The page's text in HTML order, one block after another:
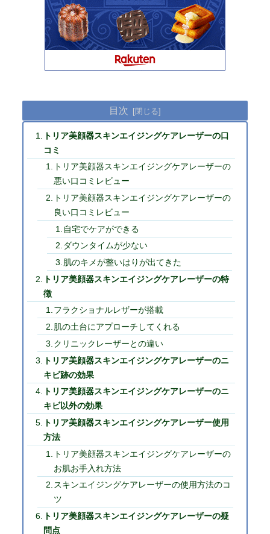
目次
トリア美顔器スキンエイジングケアレーザーの口
コミ
トリア美顔器スキンエイジングケアレーザーの
悪い口コミレビュー
トリア美顔器スキンエイジングケアレーザーの
良い口コミレビュー
自宅でケアができる
ダウンタイムが少ない
肌のキメが整いはりが出てきた
トリア美顔器スキンエイジングケアレーザーの特
徴
フラクショナルレザーが搭載
肌の土台にアプローチしてくれる
クリニックレーザーとの違い
トリア美顔器スキンエイジングケアレーザーのニ
キビ跡の効果
トリア美顔器スキンエイジングケアレーザーのニ
キビ以外の効果
トリア美顔器スキンエイジングケアレーザー使用
方法
トリア美顔器スキンエイジングケアレーザーの
お肌お手入れ方法
スキンエイジングケアレーザーの使用方法のコ
ツ
トリア美顔器スキンエイジングケアレーザーの疑
問点